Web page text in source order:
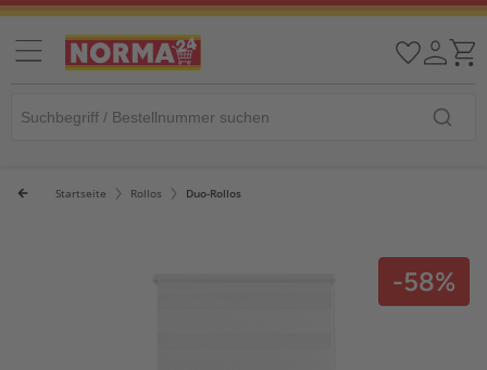
Startseite Rollos Duo-Rollos
-58%